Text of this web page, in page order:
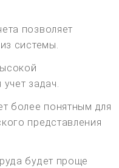
позволяет
системы.
задач.
более понятным для
представления
будет проще